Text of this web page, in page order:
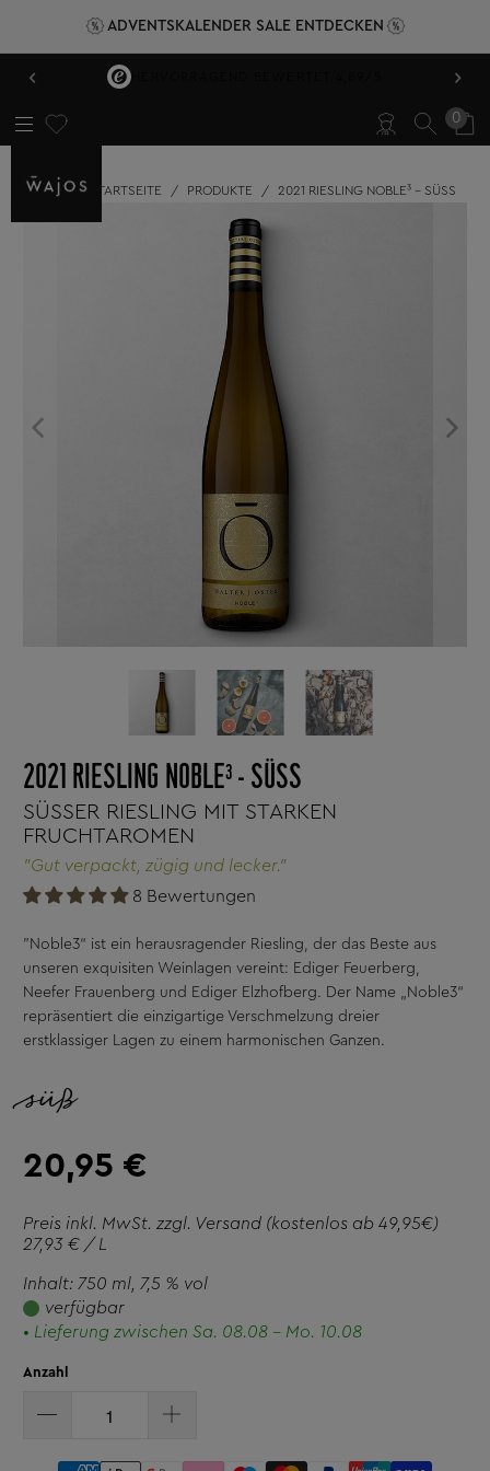
ADVENTSKALENDER SALE ENTDECKEN
‹ ›
0
STARTSEITE / PRODUKTE / 2021 RIESLING NOBLE³ - SÜSS
2021 RIESLING NOBLE³ - SÜSS
SÜSSER RIESLING MIT STARKEN F
RUCHTAROMEN
"Gut verpackt, zügig und lecker."
8 Bewertungen
"Noble3“ ist ein herausragender Riesling, der das Beste aus
unseren exquisiten Weinlagen vereint: Ediger Feuerberg,
Neefer Frauenberg und Ediger Elzhofberg. Der Name „Noble3“
repräsentiert die einzigartige Verschmelzung dreier
erstklassiger Lagen zu einem harmonischen Ganzen.
süß
20,95 €
Preis inkl. MwSt. zzgl. Versand (kostenlos ab 49,95€)
27,93 € / L
Inhalt: 750 ml , 7,5 % vol
verfügbar
• Lieferung zwischen Sa. 08.08 - Mo. 10.08
Anzahl